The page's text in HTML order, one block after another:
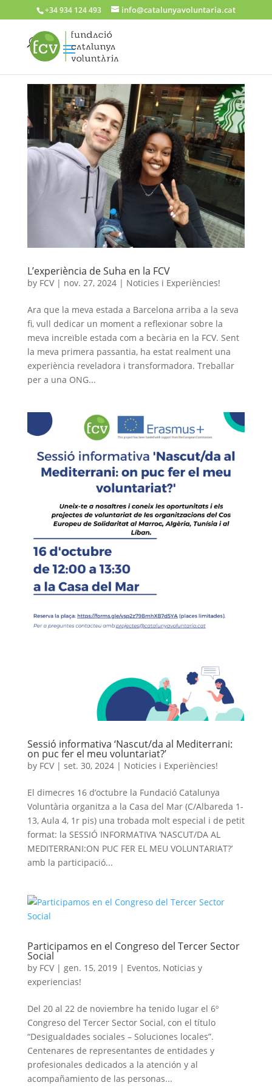
+34 934 124 493 info@catalunyavoluntaria.cat
L’experiència de Suha en la FCV
by FCV| nov. 27, 2024| Noticies i Experiències!
Ara que la meva estada a Barcelona arriba a la seva
fi, vull dedicar un moment a reflexionar sobre la
meva increïble estada com a becària en la FCV. Sent
la meva primera passantia, ha estat realment una
experiència reveladora i transformadora. Treballar
per a una ONG...
Sessió informativa ‘Nascut/da al Mediterrani:
on puc fer el meu voluntariat?’
by FCV| set. 30, 2024| Noticies i Experiències!
El dimecres 16 d’octubre la Fundació Catalunya
Voluntària organitza a la Casa del Mar (C/Albareda 1-
13, Aula 4, 1r pis) una trobada molt especial i de petit
format: la SESSIÓ INFORMATIVA ‘NASCUT/DA AL
MEDITERRANI:ON PUC FER EL MEU VOLUNTARIAT?’
amb la participació...
Participamos en el Congreso del Tercer Sector
Social
by FCV| gen. 15, 2019| Eventos, Noticias y
experiencias!
Del 20 al 22 de noviembre ha tenido lugar el 6º
Congreso del Tercer Sector Social, con el título
“Desigualdades sociales – Soluciones locales”.
Centenares de representantes de entidades y
profesionales dedicados a la atención y al
acompañamiento de las personas...